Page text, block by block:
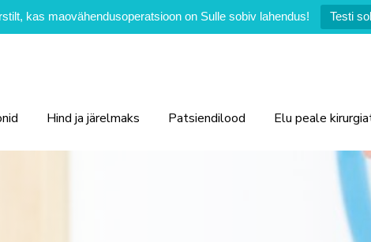
kas maovähendusoperatsioon on Sulle sobiv lahendus! Testi
Hind ja järelmaks Patsiendilood Elu peale